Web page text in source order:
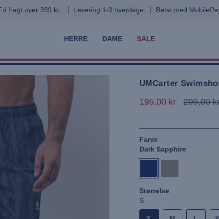
END OF SUMMER SALE: FÅ 10% EKSTRA MED KODENSUMMER10
HERRE DAME SALE
UMCarter
195,00 kr 299,00
Farve
Dark Sapphire
Størrelse
S